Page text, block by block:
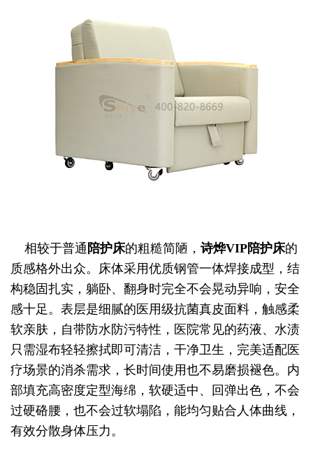
相较于普通 陪护床的粗糙简陋， 诗烨VIP陪护床的
质感格外出众。床体采用优质钢管一体焊接成型，结
构稳固扎实，躺卧、翻身时完全不会晃动异响，安全
感十足。表层是细腻的医用级抗菌真皮面料，触感柔
软亲肤，自带防水防污特性，医院常见的药液、水渍
只需湿布轻轻擦拭即可清洁，干净卫生，完美适配医
疗场景的消杀需求，长时间使用也不易磨损褪色。内
部填充高密度定型海绵，软硬适中、回弹出色，不会
过硬硌腰，也不会过软塌陷，能均匀贴合人体曲线，
有效分散身体压力。